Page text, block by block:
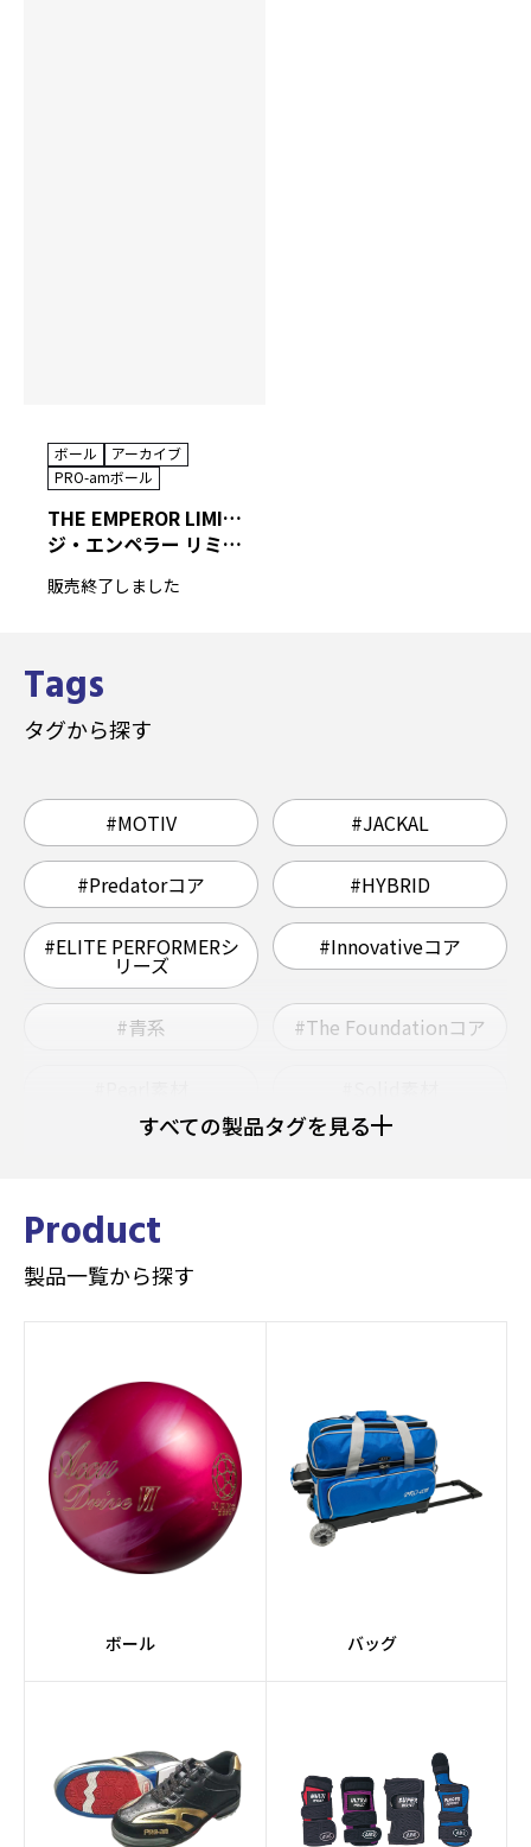
ボール
アーカイブ
PRO-amボール
THE EMPEROR LIMITED
ジ・エンペラー リミテッド
販売終了しました
Tags
タグから探す
#MOTIV #JACKAL
#Predatorコア #HYBRID
#ELITE PERFORMERシ
リーズ
#Innovativeコア
#青系 #The Foundationコア
#ヘビー
#ミディアムヘビー
#RAPTORシリーズ
#JACKALシリーズ #Pearlカバーストック
#スーツケース #2個入り
#軽量
#ミディアム #黒系
#ドライ
#スペアボール #ポリエステル素材
すべての製品タグを見る
Product
製品一覧から探す
ボール バッグ